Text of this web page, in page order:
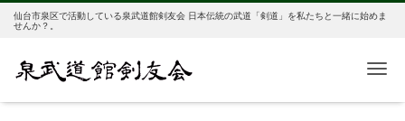
仙台市泉区で活動している泉武道館剣友会 日本伝統の武道「剣道」を私たちと一緒に始めま
せんか？。